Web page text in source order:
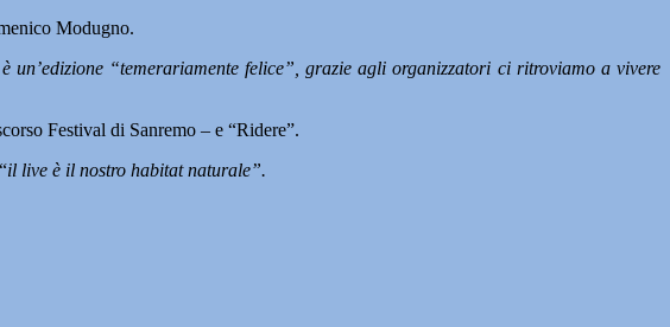
Modugno.
“temerariamente felice”, grazie agli organizzatori ci ritroviamo a vivere
Festival di Sanremo – e “Ridere”.
il live è il nostro habitat naturale”.